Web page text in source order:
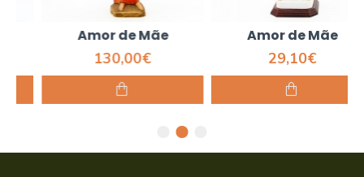
Amor de Mãe
130,00€
Amor de Mãe
29,10€